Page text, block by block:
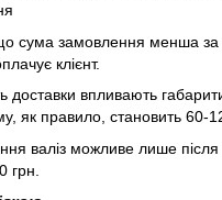
сума замовлення менша за
клієнт.
доставки впливають
як правило, становить 60-
валіз можливе лише
грн.